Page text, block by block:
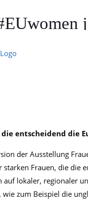
die entscheidend die
der Ausstellung
Frauen, die die
auf lokaler, regionaler
zum Beispiel die